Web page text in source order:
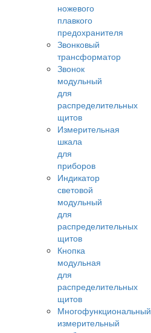
ножевого
плавкого
предохранителя
Звонковый
трансформатор
Звонок
модульный
для
распределительных
щитов
Измерительная
шкала
для
приборов
Индикатор
световой
модульный
для
распределительных
щитов
Кнопка
модульная
для
распределительных
щитов
Многофункциональный
измерительный